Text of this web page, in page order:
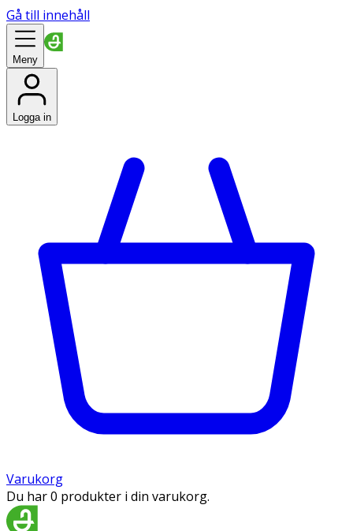
Gå till innehåll
Meny
Logga in
Varukorg
Du har 0 produkter i din varukorg.